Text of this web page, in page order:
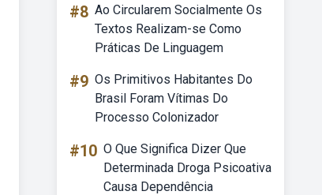
#8 Ao Circularem Socialmente Os
Textos Realizam-se Como
Práticas De Linguagem
#9 Os Primitivos Habitantes Do
Brasil Foram Vítimas Do
Processo Colonizador
#10 O Que Significa Dizer Que
Determinada Droga Psicoativa
Causa Dependência